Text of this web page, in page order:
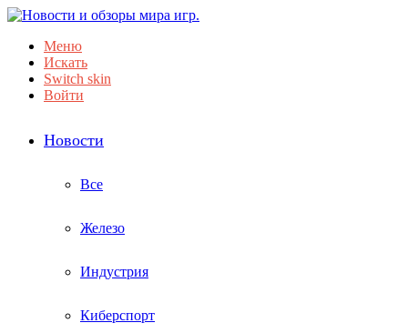
Меню
Искать
Switch skin
Войти
Новости
Все
Железо
Индустрия
Киберспорт